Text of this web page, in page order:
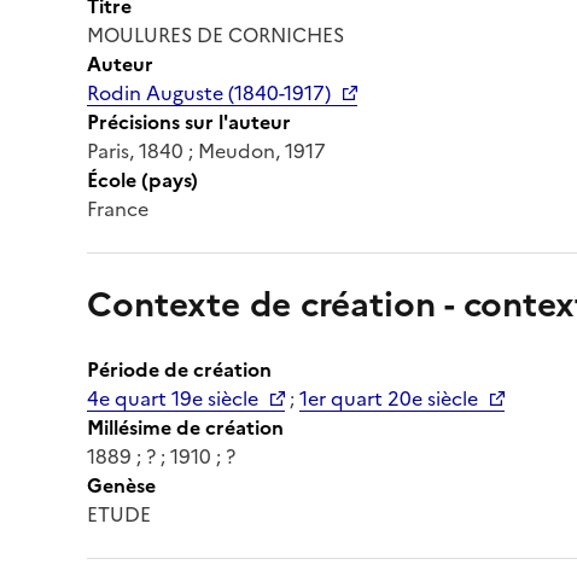
MOULURES DE CORNICHES
Auteur
Rodin Auguste (1840-1917)
Précisions sur l'auteur
Paris, 1840 ; Meudon, 1917
École (pays)
France
Contexte de création -
Période de création
4e quart 19e siècle
;1er quart 20e siècle
Millésime de création
1889 ; ? ; 1910 ; ?
Genèse
ETUDE